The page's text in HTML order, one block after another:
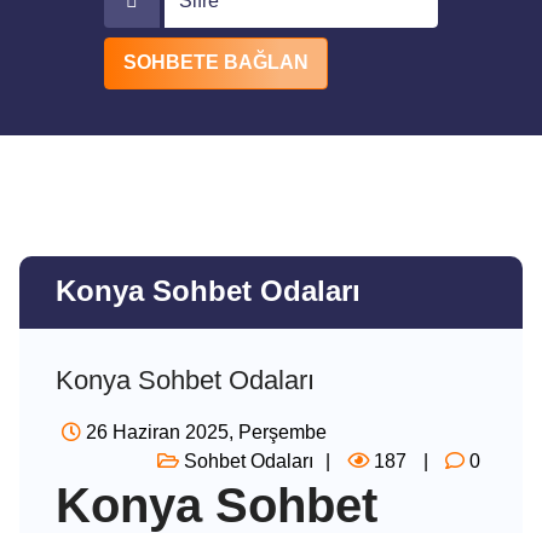
SOHBETE BAĞLAN
Konya Sohbet Odaları
Konya Sohbet Odaları
26 Haziran 2025, Perşembe
Sohbet Odaları
187 0
Konya Sohbet